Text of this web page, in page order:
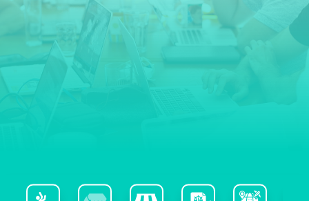
Seguros Altoke
Incendio y Robo Comercial